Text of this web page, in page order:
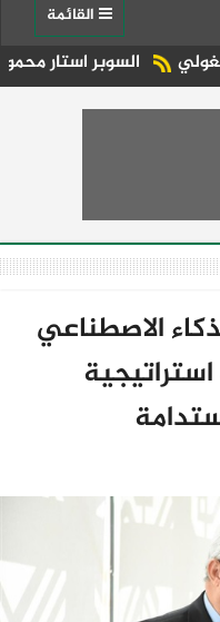
استار محمود الدالي
الاصطناعي